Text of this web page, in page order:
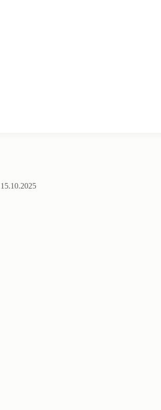
15.10.2025